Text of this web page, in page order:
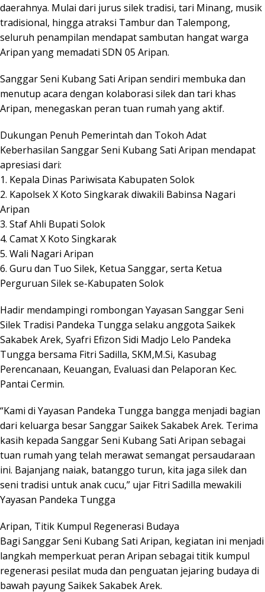
daerahnya. Mulai dari jurus silek tradisi, tari Minang, musik
tradisional, hingga atraksi Tambur dan Talempong,
seluruh penampilan mendapat sambutan hangat warga
Aripan yang memadati SDN 05 Aripan.
Sanggar Seni Kubang Sati Aripan sendiri membuka dan
menutup acara dengan kolaborasi silek dan tari khas
Aripan, menegaskan peran tuan rumah yang aktif.
Dukungan Penuh Pemerintah dan Tokoh Adat
Keberhasilan Sanggar Seni Kubang Sati Aripan mendapat
apresiasi dari:
1. Kepala Dinas Pariwisata Kabupaten Solok
2. Kapolsek X Koto Singkarak diwakili Babinsa Nagari
Aripan
3. Staf Ahli Bupati Solok
4. Camat X Koto Singkarak
5. Wali Nagari Aripan
6. Guru dan Tuo Silek, Ketua Sanggar, serta Ketua
Perguruan Silek se-Kabupaten Solok
Hadir mendampingi rombongan Yayasan Sanggar Seni
Silek Tradisi Pandeka Tungga selaku anggota Saikek
Sakabek Arek, Syafri Efizon Sidi Madjo Lelo Pandeka
Tungga bersama Fitri Sadilla, SKM,M.Si, Kasubag
Perencanaan, Keuangan, Evaluasi dan Pelaporan Kec.
Pantai Cermin.
“Kami di Yayasan Pandeka Tungga bangga menjadi bagian
dari keluarga besar Sanggar Saikek Sakabek Arek. Terima
kasih kepada Sanggar Seni Kubang Sati Aripan sebagai
tuan rumah yang telah merawat semangat persaudaraan
ini. Bajanjang naiak, batanggo turun, kita jaga silek dan
seni tradisi untuk anak cucu,” ujar Fitri Sadilla mewakili
Yayasan Pandeka Tungga
Aripan, Titik Kumpul Regenerasi Budaya
Bagi Sanggar Seni Kubang Sati Aripan, kegiatan ini menjadi
langkah memperkuat peran Aripan sebagai titik kumpul
regenerasi pesilat muda dan penguatan jejaring budaya di
bawah payung Saikek Sakabek Arek.